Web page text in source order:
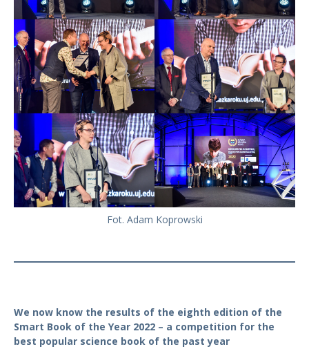
Fot. Adam Koprowski
We now know the results of the eighth edition of the
Smart Book of the Year 2022 – a competition for the
best popular science book of the past year